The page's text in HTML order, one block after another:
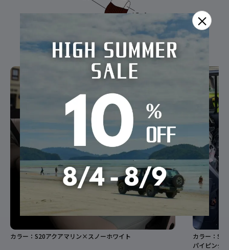
カラー：S20アクアマリン×スノーホワイト
カラー：
パイピング
×